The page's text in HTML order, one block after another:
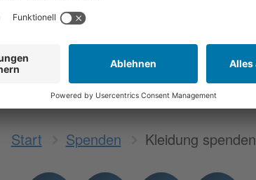
Start Spenden Kleidung spenden